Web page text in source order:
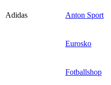
Adidas Anton Sport
Eurosko
Fotballshop